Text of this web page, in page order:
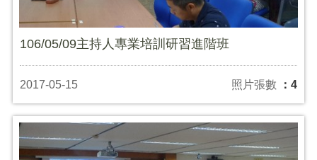
106/05/09主持人專業培訓研習進階班
2017-05-15 照片張數 ：4